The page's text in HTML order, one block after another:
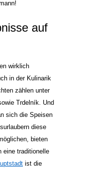
auf
wirklich
in der Kulinarik
zählen unter
Trdelník. Und
sich die Speisen
diese
bieten
eine traditionelle
ist die